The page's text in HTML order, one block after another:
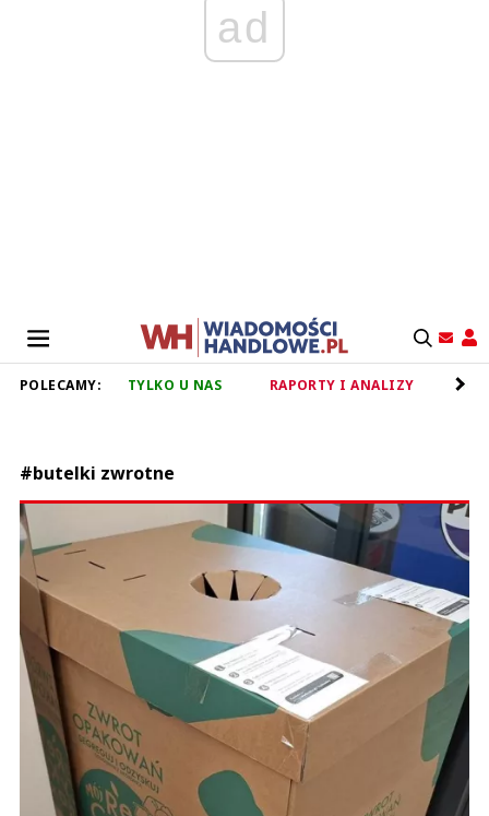
ad
POLECAMY: TYLKO U NAS RAPORTY I ANALIZY
#butelki zwrotne